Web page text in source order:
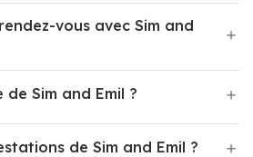
vous avec Sim and
Sim and Emil ?
de Sim and Emil ?